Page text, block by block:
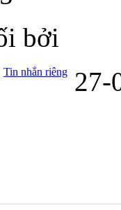
bởi
Tin nhắn riêng 27-